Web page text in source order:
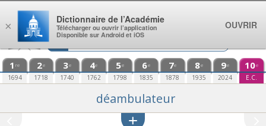
Aller au contenu
1 re
1694
2e
1718
3e
1740
4e
1762
5e
1798
6e
1835
7e
1878
8e
1935
9e
2024
10e
E.C.
déambulateur
×
Dictionnaire de l’Académie
Télécharger ou ouvrir l’application
Disponible sur Android et iOS
OUVRIR